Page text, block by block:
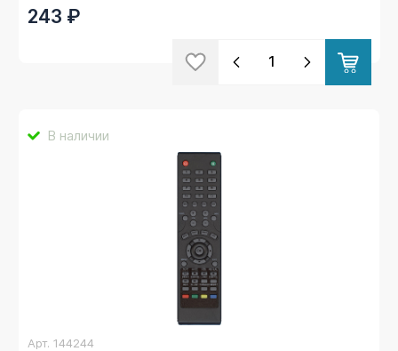
243 ₽
В наличии
Арт. 144244